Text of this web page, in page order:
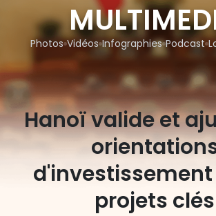
En continu
Focus
Opinion
INFORMATION POUR LA PRESSE
RÉSEAUX SOCIAUX
Photos Vidéos Infographies Podcast
Hanoï valide et
d'investissement
projets clés